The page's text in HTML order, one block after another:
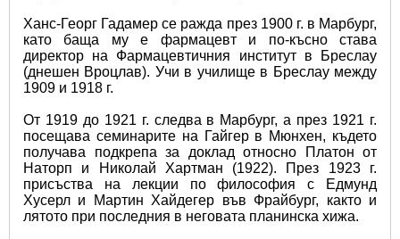
Ханс-Георг Гадамер се ражда през 1900 г. в Марбург,
като баща му е фармацевт и по-късно става
директор на Фармацевтичния институт в Бреслау
(днешен Вроцлав). Учи в училище в Бреслау между
1909 и 1918 г.
От 1919 до 1921 г. следва в Марбург, а през 1921 г.
посещава семинарите на Гайгер в Мюнхен, където
получава подкрепа за доклад относно Платон от
Наторп и Николай Хартман (1922). През 1923 г.
присъства на лекции по философия с Едмунд
Хусерл и Мартин Хайдегер във Фрайбург, както и
лятото при последния в неговата планинска хижа.